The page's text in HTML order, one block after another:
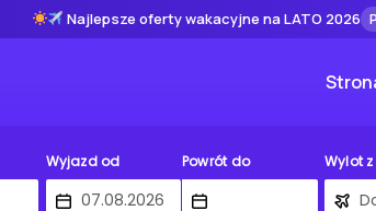
Najlepsze oferty wakacyjne na LATO 2026
Wyjazd od Powrót do Wylot z